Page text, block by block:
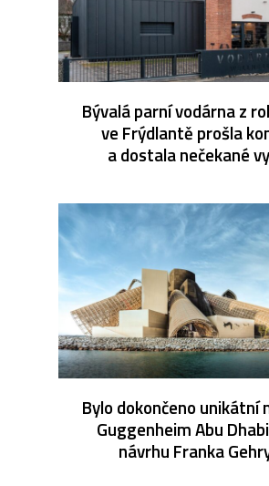
Bývalá parní vodárna z
ve Frýdlantě prošla
a dostala nečekané
Bylo dokončeno unikátní
Guggenheim Abu
návrhu Franka